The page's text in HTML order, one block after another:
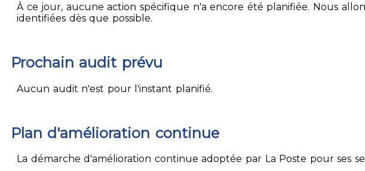
À ce jour, aucune action spécifique n'a encore été planifiée. Nous
identifiées dès que possible.
Prochain audit prévu
Aucun audit n'est pour l'instant planifié.
Plan d'amélioration continue
La démarche d'amélioration continue adoptée par La Poste pour ses